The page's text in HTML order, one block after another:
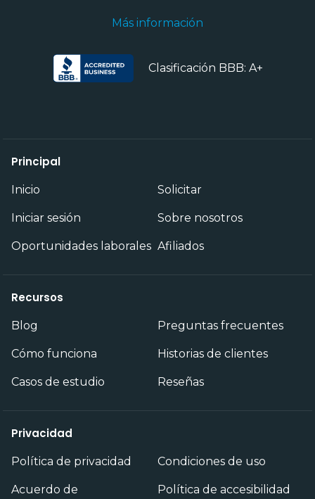
Más información
Clasificación BBB: A+
Principal
Inicio Solicitar
Iniciar sesión Sobre nosotros
Oportunidades laborales Afiliados
Recursos
Blog Preguntas frecuentes
Cómo funciona Historias de clientes
Casos de estudio Reseñas
Privacidad
Política de privacidad Condiciones de uso
Acuerdo de
Política de accesibilidad